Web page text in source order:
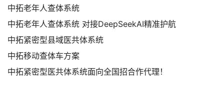
中拓老年人查体系统
中拓老年人查体系统 对接DeepSeek‌AI精准护航
中拓紧密型县域医共体系统
中拓移动查体车方案
中拓紧密型医共体系统面向全国招合作代理！